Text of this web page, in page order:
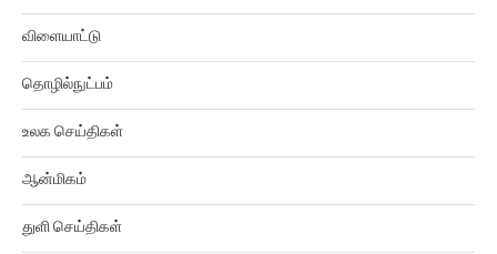
விளையாட்டு
தொழில்நுட்பம்
உலக செய்திகள்
ஆன்மிகம்
துளி செய்திகள்